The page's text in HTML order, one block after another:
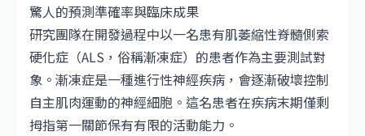
驚人的預測準確率與臨床成果
研究團隊在開發過程中以一名患有肌萎縮性脊髓側索
硬化症（ALS，俗稱漸凍症）的患者作為主要測試對
象。漸凍症是一種進行性神經疾病，會逐漸破壞控制
自主肌肉運動的神經細胞。這名患者在疾病末期僅剩
拇指第一關節保有有限的活動能力。